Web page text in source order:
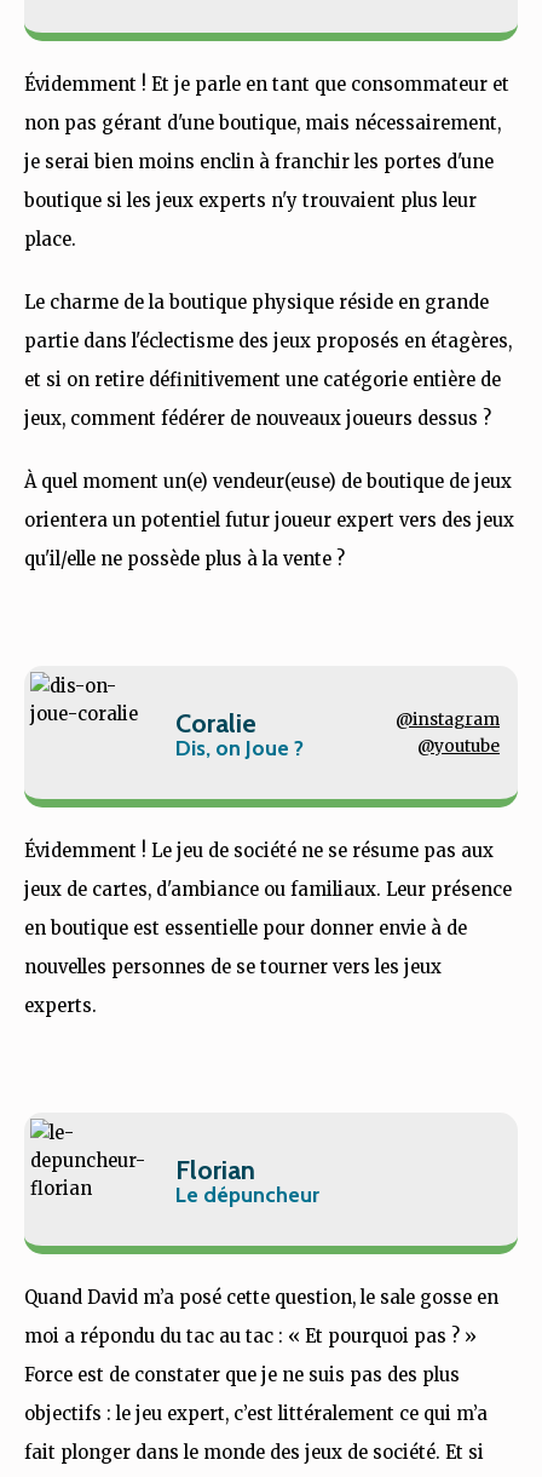
Évidemment ! Et je parle en tant que consommateur et
non pas gérant d'une boutique, mais nécessairement,
je serai bien moins enclin à franchir les portes d'une
boutique si les jeux experts n'y trouvaient plus leur
place.
Le charme de la boutique physique réside en grande
partie dans l'éclectisme des jeux proposés en étagères,
et si on retire définitivement une catégorie entière de
jeux, comment fédérer de nouveaux joueurs dessus ?
À quel moment un(e) vendeur(euse) de boutique de jeux
orientera un potentiel futur joueur expert vers des jeux
qu'il/elle ne possède plus à la vente ?
Coralie
Dis, on Joue ?
@instagram
@youtube
Évidemment ! Le jeu de société ne se résume pas aux
jeux de cartes, d'ambiance ou familiaux. Leur présence
en boutique est essentielle pour donner envie à de
nouvelles personnes de se tourner vers les jeux
experts.
Florian
Le dépuncheur
Quand David m’a posé cette question, le sale gosse en
moi a répondu du tac au tac : « Et pourquoi pas ? »
Force est de constater que je ne suis pas des plus
objectifs : le jeu expert, c’est littéralement ce qui m’a
fait plonger dans le monde des jeux de société. Et si